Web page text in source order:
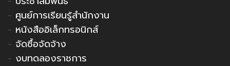
- ศูนย์การเรียนรู้สำนักงาน
- หนังสืออิเล็กทรอนิกส์
- จัดซื้อจัดจ้าง
- งบทดลองราชการ